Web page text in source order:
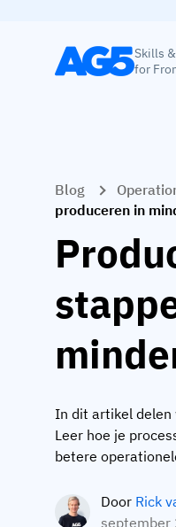
Skills
for
Blog
produceren in
In dit artikel delen
Leer hoe je
betere
Door Rick
september